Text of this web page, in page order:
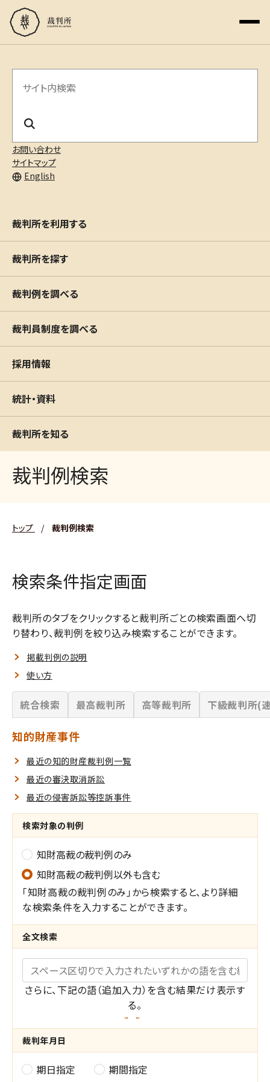
お問い合わせ
サイトマップ
English
サ
内
検
裁判所を利用する
裁判所を探す
裁判例を調べる
裁判員制度を調べる
採用情報
統計・資料
裁判所を知る
裁判例検索
トップ / 裁判例検索
検索条件指定画面
裁判所のタブをクリックすると裁判所ごとの検索画面へ切
り替わり、裁判例を絞り込み検索することができます。
掲載判例の説明
使い方
統合検索 最高裁判所 高等裁判所 下級裁判所(
知的財産事件
最近の知的財産裁判例一覧
最近の審決取消訴訟
最近の侵害訴訟等控訴事件
検索対象の判例
知財高裁の裁判例のみ
知財高裁の裁判例以外も含む
「知財高裁の裁判例のみ」から検索すると、より詳細
な検索条件を入力することができます。
全文検索
キーワード
さらに、下記の語（追加入力）を含む結果だけ表示す
る。
共
通
裁判年月日
裁 期日指定 期間指定